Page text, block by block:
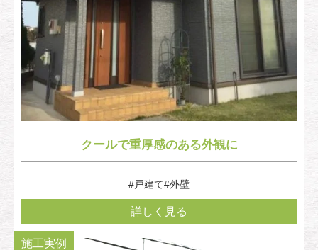
クールで重厚感のある外観に
#戸建て#外壁
詳しく見る
施工実例